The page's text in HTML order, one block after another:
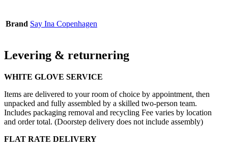
Brand Say Ina Copenhagen
Levering & returnering
WHITE GLOVE SERVICE
Items are delivered to your room of choice by appointment, then
unpacked and fully assembled by a skilled two-person team.
Includes packaging removal and recycling Fee varies by location
and order total. (Doorstep delivery does not include assembly)
FLAT RATE DELIVERY